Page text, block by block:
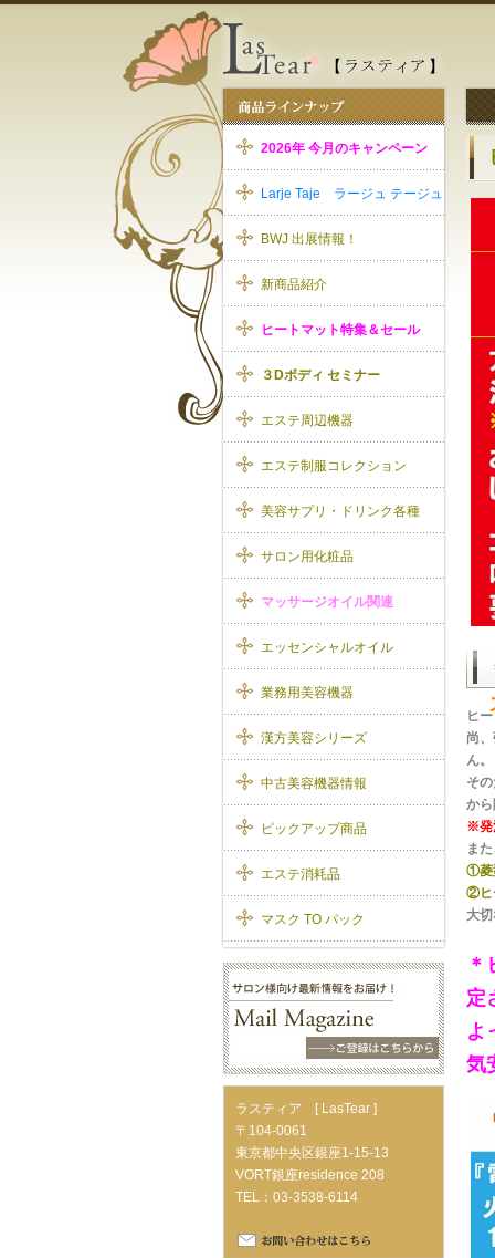
ヒ
尚
ん。
そ
か
※発
ま
①菱
②ヒ
大
定
よ
気
2026年 今月のキャンペーン
Larje Taje ラージュ テージュ
BWJ 出展情報！
新商品紹介
ヒートマット特集＆セール
３Dボディ セミナー
エステ周辺機器
エステ制服コレクション
美容サプリ・ドリンク各種
サロン用化粧品
マッサージオイル関連
エッセンシャルオイル
業務用美容機器
漢方美容シリーズ
中古美容機器情報
ピックアップ商品
エステ消耗品
マスク TO パック
ラスティア [ LasTear ]
〒104-0061
東京都中央区銀座1-15-13
VORT銀座residence 208
TEL：03-3538-6114